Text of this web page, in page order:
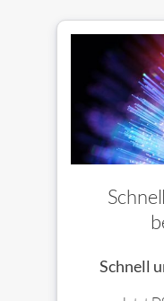
Schnell